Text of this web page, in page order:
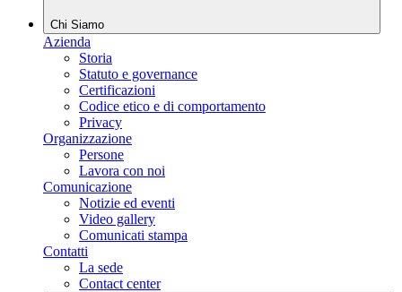
Chi Siamo
Azienda
Storia
Statuto e governance
Certificazioni
Codice etico e di comportamento
Privacy
Organizzazione
Persone
Lavora con noi
Comunicazione
Notizie ed eventi
Video gallery
Comunicati stampa
Contatti
La sede
Contact center